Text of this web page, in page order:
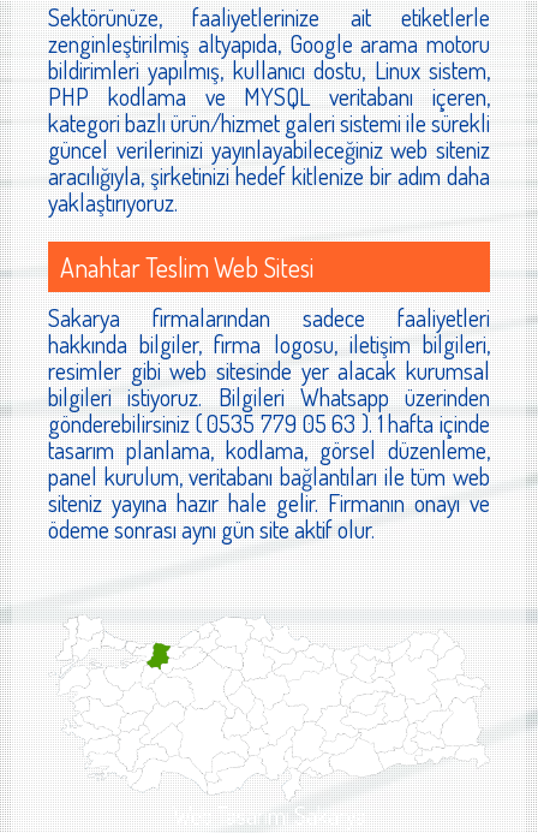
Sektörünüze, faaliyetlerinize ait etiketlerle
zenginleştirilmiş altyapıda, Google arama motoru
bildirimleri yapılmış, kullanıcı dostu, Linux sistem,
PHP kodlama ve MYSQL veritabanı içeren,
kategori bazlı ürün/hizmet galeri sistemi ile sürekli
güncel verilerinizi yayınlayabileceğiniz web siteniz
aracılığıyla, şirketinizi hedef kitlenize bir adım daha
yaklaştırıyoruz.
Anahtar Teslim Web Sitesi
Sakarya firmalarından sadece faaliyetleri
hakkında bilgiler, firma logosu, iletişim bilgileri,
resimler gibi web sitesinde yer alacak kurumsal
bilgileri istiyoruz. Bilgileri Whatsapp üzerinden
gönderebilirsiniz ( 0535 779 05 63 ). 1 hafta içinde
tasarım planlama, kodlama, görsel düzenleme,
panel kurulum, veritabanı bağlantıları ile tüm web
siteniz yayına hazır hale gelir. Firmanın onayı ve
ödeme sonrası aynı gün site aktif olur.
Web Tasarımı Sakarya